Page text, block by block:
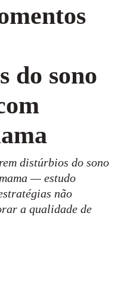
do sono
distúrbios do sono
— estudo
não
a qualidade de